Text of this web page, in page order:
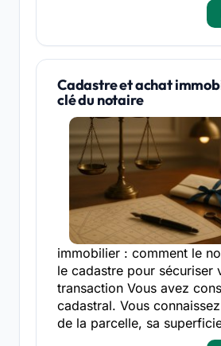
Cadastre et achat
clé du notaire
immobilier : comment le
le cadastre pour sécuriser
transaction Vous avez
cadastral. Vous
de la parcelle, sa